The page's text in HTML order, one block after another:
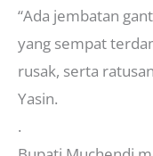
“Ada jembatan
yang sempat
rusak, serta
Yasin.
.